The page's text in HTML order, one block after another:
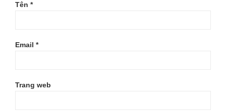
Tên *
Email *
Trang web